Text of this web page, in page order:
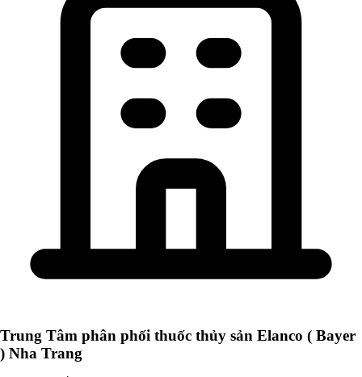
Trung Tâm phân phối thuốc thủy sản Elanco ( Bayer
) Nha Trang